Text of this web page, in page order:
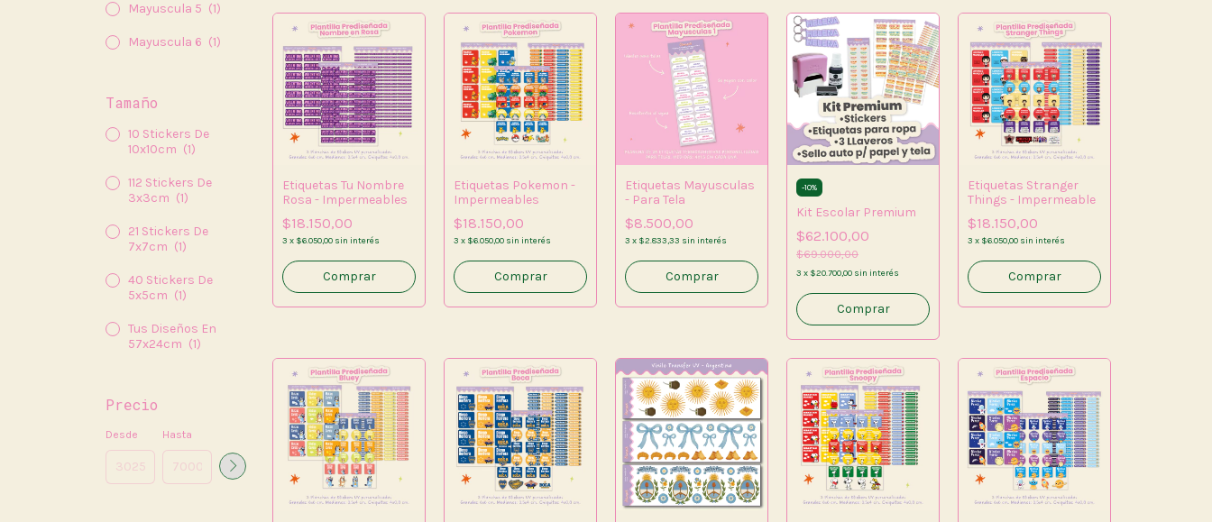
Mayuscula 5 (1)
Mayuscula 6 (1)
Tamaño
10 Stickers De
10x10cm (1)
112 Stickers De
3x3cm (1)
21 Stickers De
7x7cm (1)
40 Stickers De
5x5cm (1)
Tus Diseños En
57x24cm (1)
Precio
Desde Hasta
Etiquetas Tu Nombre
Rosa - Impermeables
$18.150,00
3 x $6.050,00 sin interés
Etiquetas Pokemon -
Impermeables
$18.150,00
3 x $6.050,00 sin interés
Etiquetas Mayusculas
- Para Tela
$8.500,00
3 x $2.833,33 sin interés
Comprar
-10%
Kit Escolar Premium
$62.100,00
$69.000,00
3 x $20.700,00 sin interés
Etiquetas Stranger
Things - Impermeable
$18.150,00
3 x $6.050,00 sin interés